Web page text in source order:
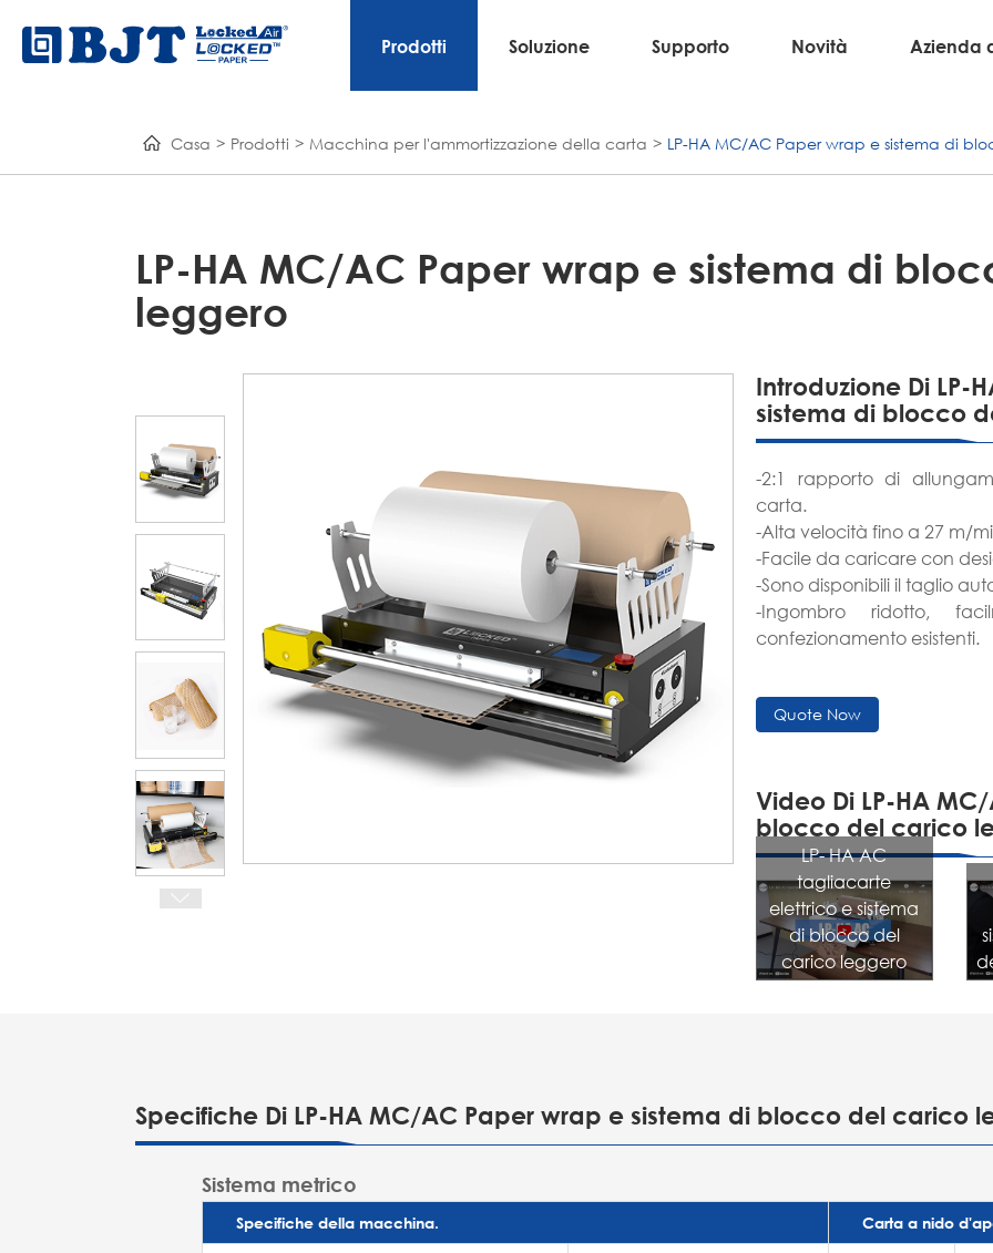
Prodotti Soluzione Supporto Novità Azienda
Casa Prodotti Macchina per l'ammortizzazione della carta LP-HA MC/AC Paper wrap e sistema di
LP-HA MC/AC Paper wrap e sistema di
leggero
Introduzione Di LP-
sistema di blocco
-2:1 rapporto di
carta.
-Alta velocità fino a 27 m/
-Facile da caricare con
-Sono disponibili il taglio
-Ingombro ridotto,
confezionamento esistenti.
Quote Now
Video Di LP-HA
blocco del carico
LP- HA AC
tagliacarte
elettrico e sistema
di blocco del
carico leggero
Specifiche Di LP-HA MC/AC Paper wrap e sistema di blocco del carico
Sistema metrico
Specifiche della macchina. Carta a nido